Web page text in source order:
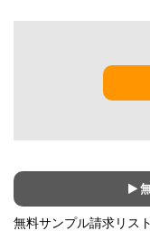
無料サンプル請求リス